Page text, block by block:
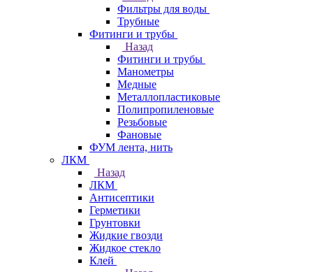
Фильтры для воды
Трубные
Фитинги и трубы
Назад
Фитинги и трубы
Манометры
Медные
Металлопластиковые
Полипропиленовые
Резьбовые
Фановые
ФУМ лента, нить
ЛКМ
Назад
ЛКМ
Антисептики
Герметики
Грунтовки
Жидкие гвозди
Жидкое стекло
Клей